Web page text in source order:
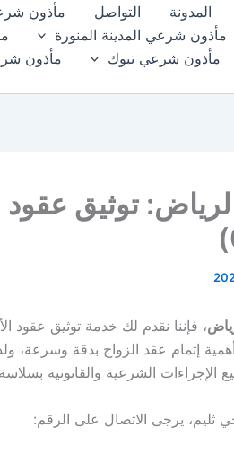
المدونة التواصل مأذون
مأذون شرعي المدينة المنورة
مأذون شرعي تبوك مأذون
توثيق عقود
، فإننا نقدم لك خدمة توثيق عقود
إتمام عقد الزواج بدقة وسرعة،
الإجراءات الشرعية والقانونية
يرجى الاتصال على الرقم: